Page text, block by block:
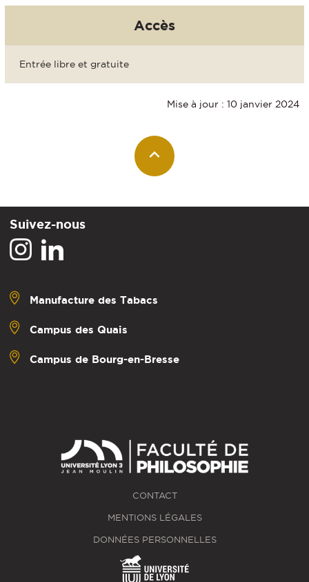
Accès
Entrée libre et gratuite
Mise à jour : 10 janvier 2024
Suivez-nous
Manufacture des Tabacs
Campus des Quais
Campus de Bourg-en-Bresse
CONTACT
MENTIONS LÉGALES
DONNÉES PERSONNELLES